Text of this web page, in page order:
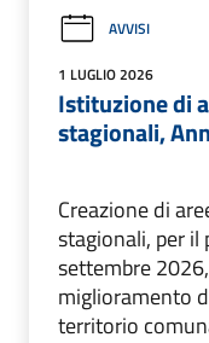
AVVISI
1 LUGLIO 2026
Istituzione di
stagionali,
Creazione di
stagionali, per
settembre
miglioramento
territorio